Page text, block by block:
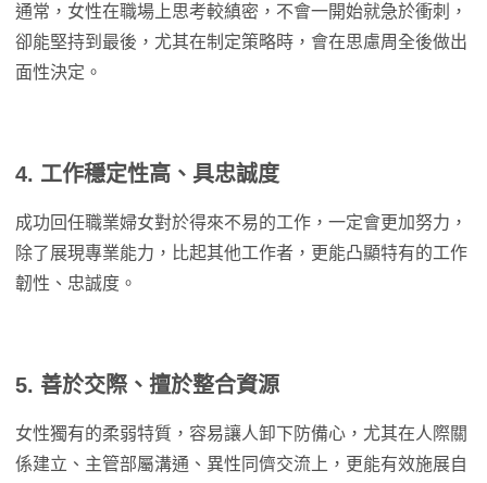
通常，女性在職場上思考較縝密，不會一開始就急於衝刺，
卻能堅持到最後，尤其在制定策略時，會在思慮周全後做出
面性決定。
4. 工作穩定性高、具忠誠度
成功回任職業婦女對於得來不易的工作，一定會更加努力，
除了展現專業能力，比起其他工作者，更能凸顯特有的工作
韌性、忠誠度。
5. 善於交際、擅於整合資源
女性獨有的柔弱特質，容易讓人卸下防備心，尤其在人際關
係建立、主管部屬溝通、異性同儕交流上，更能有效施展自